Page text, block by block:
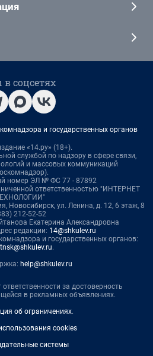
соцсетях
и государственных органов
«14.ру» (18+).
службой по надзору в сфере связи,
и массовых коммуникаций
номер ЭЛ № ФС 77 - 87892
ответственностью "ИНТЕРНЕТ
Новосибирск, ул. Ленина, д. 12, 6 этаж, 8
212-52-52
Екатерина Александровна
редакции: 14@shkulev.ru
и государственных органов:
.
help@shkulev.ru
ответственности за достоверность
в рекламных объявлениях.
об ограничениях.
cookies
системы